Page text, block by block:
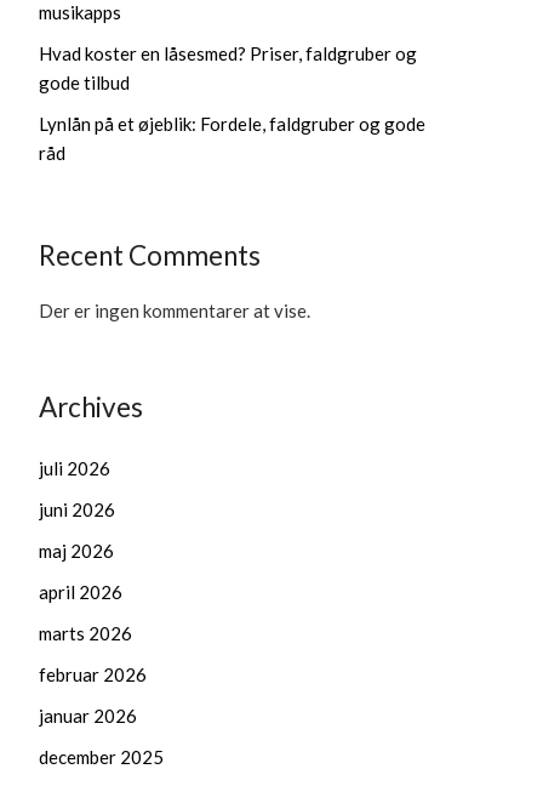
musikapps
Hvad koster en låsesmed? Priser, faldgruber og
gode tilbud
Lynlån på et øjeblik: Fordele, faldgruber og gode
råd
Recent Comments
Der er ingen kommentarer at vise.
Archives
juli 2026
juni 2026
maj 2026
april 2026
marts 2026
februar 2026
januar 2026
december 2025